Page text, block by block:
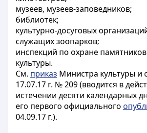
музеев, музеев-заповедников;
библиотек;
культурно-досуговых
служащих зоопарков;
инспекций по охране
культуры.
См. приказ Министра культуры и
17.07.17 г. № 209 (вводится в
истечении десяти календарных
его первого официального
04.09.17 г.).